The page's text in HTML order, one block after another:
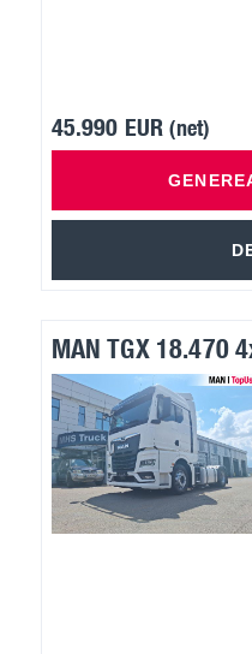
45.990 EUR(net)
MAN TGX 18.470